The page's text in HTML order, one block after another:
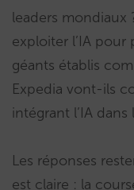
leaders mondiaux
exploiter l’IA
géants établis
Expedia vont-ils
intégrant l’IA
Les réponses
est claire : la